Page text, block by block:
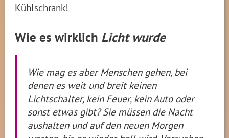
Kühlschrank!
Wie es wirklich Licht wurde
Wie mag es aber Menschen gehen, bei
denen es weit und breit keinen
Lichtschalter, kein Feuer, kein Auto oder
sonst etwas gibt? Sie müssen die Nacht
aushalten und auf den neuen Morgen